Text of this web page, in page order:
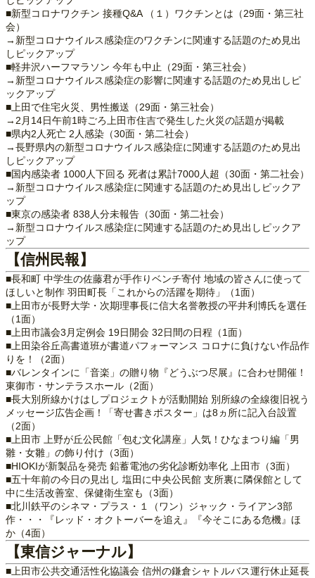
■新型コロナワクチン 接種Q&A （１）ワクチンとは（29面・第三社
会）
→新型コロナウイルス感染症のワクチンに関連する話題のため見出
しピックアップ
■軽井沢ハーフマラソン 今年も中止（29面・第三社会）
→新型コロナウイルス感染症の影響に関連する話題のため見出しピ
ックアップ
■上田で住宅火災、男性搬送（29面・第三社会）
→2月14日午前1時ごろ上田市住吉で発生した火災の話題が掲載
■県内2人死亡 2人感染（30面・第二社会）
→長野県内の新型コロナウイルス感染症に関連する話題のため見出
しピックアップ
■国内感染者 1000人下回る 死者は累計7000人超（30面・第二社会）
→新型コロナウイルス感染症に関連する話題のため見出しピックア
ップ
■東京の感染者 838人分未報告（30面・第二社会）
→新型コロナウイルス感染症に関連する話題のため見出しピックア
ップ
【信州民報】
■長和町 中学生の佐藤君が手作りベンチ寄付 地域の皆さんに使って
ほしいと制作 羽田町長「これからの活躍を期待」（1面）
■上田市が長野大学・次期理事長に信大名誉教授の平井利博氏を選任
（1面）
■上田市議会3月定例会 19日開会 32日間の日程（1面）
■上田染谷丘高書道班が書道パフォーマンス コロナに負けない作品作
りを！（2面）
■バレンタインに「音楽」の贈り物『どうぶつ尽展』に合わせ開催！
東御市・サンテラスホール（2面）
■長大別所線かけはしプロジェクトが活動開始 別所線の全線復旧祝う
メッセージ広告企画！「寄せ書きポスター」は8ヵ所に記入台設置
（2面）
■上田市 上野が丘公民館「包む文化講座」人気！ひなまつり編「男
雛・女雛」の飾り付け（3面）
■HIOKIが新製品を発売 鉛蓄電池の劣化診断効率化 上田市（3面）
■五十年前の今日の見出し 塩田に中央公民館 支所裏に隣保館として
中に生活改善室、保健衛生室も（3面）
■北川鉄平のシネマ・プラス・１（ワン）ジャック・ライアン3部
作・・・『レッド・オクトーバーを追え』『今そこにある危機』ほ
か（4面）
【東信ジャーナル】
■上田市公共交通活性化協議会 信州の鎌倉シャトルバス運行休止延長